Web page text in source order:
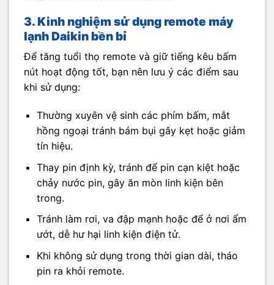
3. Kinh nghiệm sử dụng remote máy
lạnh Daikin bền bỉ
Để tăng tuổi thọ remote và giữ tiếng kêu bấm
nút hoạt động tốt, bạn nên lưu ý các điểm sau
khi sử dụng:
Thường xuyên vệ sinh các phím bấm, mắt
hồng ngoại tránh bám bụi gây kẹt hoặc giảm
tín hiệu.
Thay pin định kỳ, tránh để pin cạn kiệt hoặc
chảy nước pin, gây ăn mòn linh kiện bên
trong.
Tránh làm rơi, va đập mạnh hoặc để ở nơi ẩm
ướt, dễ hư hại linh kiện điện tử.
Khi không sử dụng trong thời gian dài, tháo
pin ra khỏi remote.